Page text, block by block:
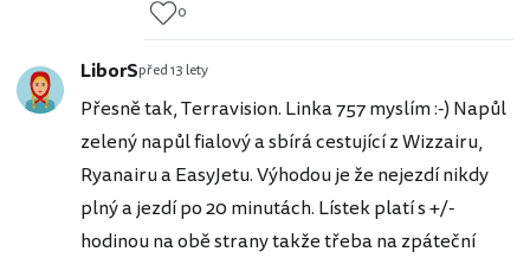
0
LiborSpřed 13 lety
Přesně tak, Terravision. Linka 757 myslím :-) Napůl
zelený napůl fialový a sbírá cestující z Wizzairu,
Ryanairu a EasyJetu. Výhodou je že nejezdí nikdy
plný a jezdí po 20 minutách. Lístek platí s +/-
hodinou na obě strany takže třeba na zpáteční